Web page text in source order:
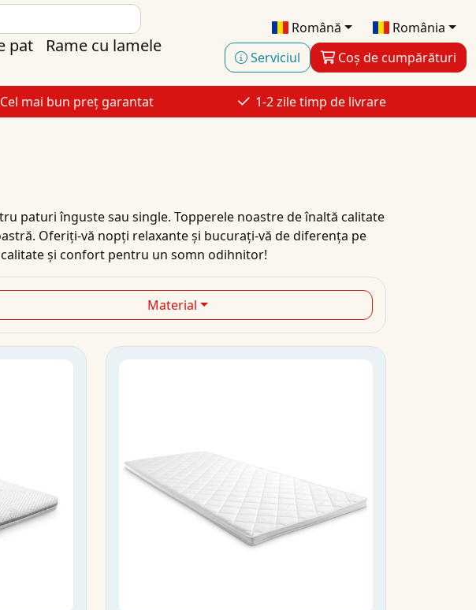
Română
România
Serviciul
Coș de cumpărături
pat
Rame cu lamele
Cel mai bun preț garantat 1-2 zile timp de livrare
paturi înguste sau single. Topperele noastre de înaltă calitate
Oferiți-vă nopți relaxante și bucurați-vă de diferența pe
și confort pentru un somn odihnitor!
Material